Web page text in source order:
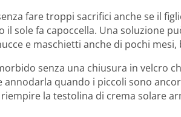
fare troppi sacrifici anche se il
il sole fa capoccella. Una soluzione
e maschietti anche di pochi mesi,
senza una chiusura in velcro
quando i piccoli sono
la testolina di crema solare